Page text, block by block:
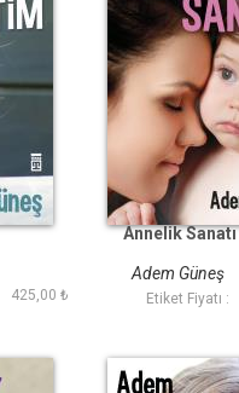
425,00 ₺
Annelik Sanatı
Adem Güneş
Etiket Fiyatı :